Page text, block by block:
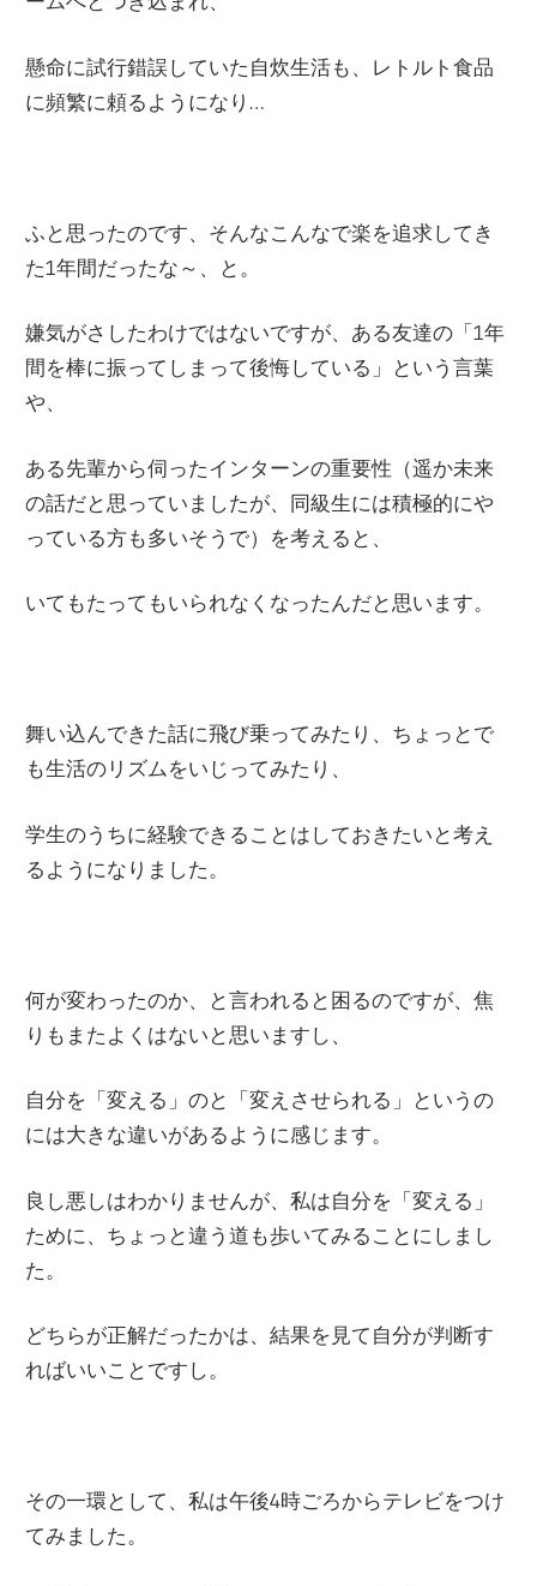
懸命に試行錯誤していた自炊生活も、レトルト食品
に頻繁に頼るようになり…
ふと思ったのです、そんなこんなで楽を追求してき
た1年間だったな～、と。
嫌気がさしたわけではないですが、ある友達の「1年
間を棒に振ってしまって後悔している」という言葉
や、
ある先輩から伺ったインターンの重要性（遥か未来
の話だと思っていましたが、同級生には積極的にや
っている方も多いそうで）を考えると、
いてもたってもいられなくなったんだと思います。
舞い込んできた話に飛び乗ってみたり、ちょっとで
も生活のリズムをいじってみたり、
学生のうちに経験できることはしておきたいと考え
るようになりました。
何が変わったのか、と言われると困るのですが、焦
りもまたよくはないと思いますし、
自分を「変える」のと「変えさせられる」というの
には大きな違いがあるように感じます。
良し悪しはわかりませんが、私は自分を「変える」
ために、ちょっと違う道も歩いてみることにしまし
た。
どちらが正解だったかは、結果を見て自分が判断す
ればいいことですし。
その一環として、私は午後4時ごろからテレビをつけ
てみました。